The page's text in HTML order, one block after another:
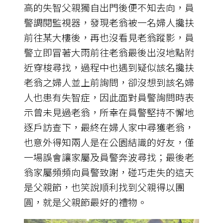
高的失智父親獨自出門後便不知去向，員
警調閱監視器，發現老翁被一名婦人攙扶
前往某大樓後，再也沒看見老翁蹤影，員
警立即冒著大雨前往老翁最後出沒地點附
近穿梭尋找，過程中也遇到疑似該名攙扶
老翁之婦人並上前詢問，卻沒想到該名婦
人也患有失智症，因此面對員警詢問時表
示曾未見過老翁，所幸在員警堅持不懈地
逐戶訪查下，最終在婦人家中尋獲老翁，
也意外得知兩人是在公園結識的好友，僅
一場誤會讓家屬及員警奔波尋找；最後老
翁家屬頻頻向員警致謝，碰巧走失的這天
是父親節，也笑說順利找到父親得以團
圓，就是父親節最好的禮物。